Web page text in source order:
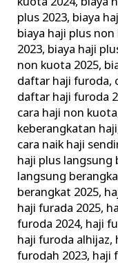
plus 2023, biaya
biaya haji plus
2023, biaya haji
non kuota 2025,
daftar haji furoda,
daftar haji furoda
cara haji non kuota
keberangkatan haji
cara naik haji
haji plus langsung
langsung
berangkat 2025,
haji furada 2025,
furoda 2024, haji
haji furoda alhijaz,
furodah 2023, haji
Undangan
Kerajaan